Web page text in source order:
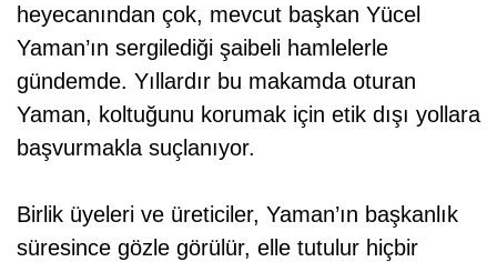
heyecanından çok, mevcut başkan Yücel
Yaman’ın sergilediği şaibeli hamlelerle
gündemde. Yıllardır bu makamda oturan
Yaman, koltuğunu korumak için etik dışı yollara
başvurmakla suçlanıyor.
Birlik üyeleri ve üreticiler, Yaman’ın başkanlık
süresince gözle görülür, elle tutulur hiçbir